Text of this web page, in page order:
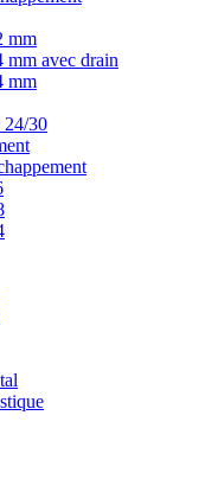
mm
mm avec drain
mm
24/30